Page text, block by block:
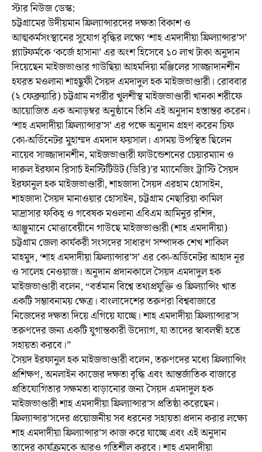
স্টার নিউজ ডেস্ক:
চট্টগ্রামের উদীয়মান ফ্রিল্যান্সারদের দক্ষতা বিকাশ ও
আত্মকর্মসংস্থানের সুযোগ বৃদ্ধির লক্ষ্যে ‘শাহ এমদাদীয়া ফ্রিল্যান্সার’স’
প্ল্যাটফর্মকে ‘কর্জে হাসানা’ এর অংশ হিসেবে ১০ লাখ টাকা অনুদান
দিয়েছেন মাইজভাণ্ডার গাউছিয়া আহমদিয়া মঞ্জিলের সাজ্জাদানশীন
হযরত মওলানা শাহছুফী সৈয়দ এমদাদুল হক মাইজভাণ্ডারী। রোববার
(২ ফেব্রুয়ারি) চট্টগ্রাম নগরীর খুলশীস্থ মাইজভাণ্ডারী খানকা শরীফে
আয়োজিত এক অনাড়ম্বর অনুষ্ঠানে তিনি এই অনুদান হস্তান্তর করেন।
‘শাহ এমদাদীয়া ফ্রিল্যান্সার’স’ এর পক্ষে অনুদান গ্রহণ করেন চিফ
কো-অর্ডিনেটর মুহাম্মদ এমদাদ ফয়সাল। এসময় উপস্থিত ছিলেন
নায়েব সাজ্জাদানশীন, মাইজভাণ্ডারী ফাউন্ডেশনের চেয়ারম্যান ও
দারুল ইরফান রিসার্চ ইনস্টিটিউট (ডিরি)’র ম্যানেজিং ট্রাস্টি সৈয়দ
ইরফানুল হক মাইজভাণ্ডারী, শাহজাদা সৈয়দ এরহাম হোসাইন,
শাহজাদা সৈয়দ মানাওয়ার হোসাইন, চট্টগ্রাম নেছারিয়া কামিল
মাদ্রাসার ফকিহ্ ও গবেষক মওলানা এবিএম আমিনুর রশিদ,
আঞ্জুমানে মোত্তাবেয়ীনে গাউছে মাইজভাণ্ডারী (শাহ এমদাদীয়া)
চট্টগ্রাম জেলা কার্যকরী সংসদের সাধারণ সম্পাদক শেখ শাকিল
মাহমুদ, ‘শাহ এমদাদীয়া ফ্রিল্যান্সার’স’ এর কো-অর্ডিনেটর আহাদ নূর
ও সালেহ নেওয়াজ। অনুদান প্রদানকালে সৈয়দ এমদাদুল হক
মাইজভাণ্ডারী বলেন, “বর্তমান বিশ্বে তথ্যপ্রযুক্তি ও ফ্রিল্যান্সিং খাত
একটি সম্ভাবনাময় ক্ষেত্র। বাংলাদেশের তরুণরা বিশ্ববাজারে
নিজেদের দক্ষতা দিয়ে এগিয়ে যাচ্ছে। শাহ এমদাদীয়া ফ্রিল্যান্সার’স
তরুণদের জন্য একটি যুগান্তকারী উদ্যোগ, যা তাদের স্বাবলম্বী হতে
সহায়তা করবে।”
সৈয়দ ইরফানুল হক মাইজভাণ্ডারী বলেন, তরুণদের মধ্যে ফ্রিল্যান্সিং
প্রশিক্ষণ, অনলাইন কাজের দক্ষতা বৃদ্ধি এবং আন্তর্জাতিক বাজারে
প্রতিযোগিতার সক্ষমতা বাড়ানোর জন্য সৈয়দ এমদাদুল হক
মাইজভাণ্ডারী শাহ এমদাদীয়া ফ্রিল্যান্সার’স প্রতিষ্ঠা করেছেন।
ফ্রিল্যান্সার’সদের প্রয়োজনীয় সব ধরনের সহায়তা প্রদান করার লক্ষ্যে
শাহ এমদাদীয়া ফ্রিল্যান্সার’স কাজ করে যাচ্ছে এবং এই অনুদান
তাদের কার্যক্রমকে আরও গতিশীল করবে। শাহ এমদাদীয়া